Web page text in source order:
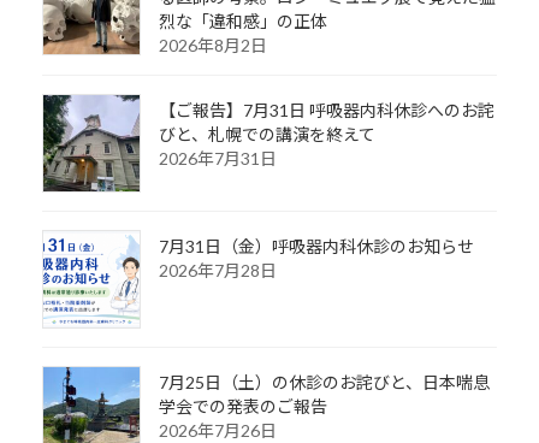
烈な「違和感」の正体
2026年8月2日
【ご報告】7月31日 呼吸器内科休診へのお詫
びと、札幌での講演を終えて
2026年7月31日
7月31日（金）呼吸器内科休診のお知らせ
2026年7月28日
7月25日（土）の休診のお詫びと、日本喘息
学会での発表のご報告
2026年7月26日